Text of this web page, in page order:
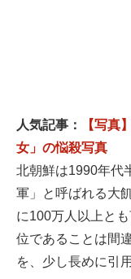
人気記事：
【写真
女」の悩殺写真
北朝鮮は1990年代
軍」と呼ばれる大
に100万人以上と
位であることは間
を、少し長めに引